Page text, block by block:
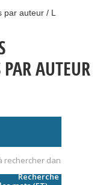
par auteur
L
AUTEUR
Recherche avancée